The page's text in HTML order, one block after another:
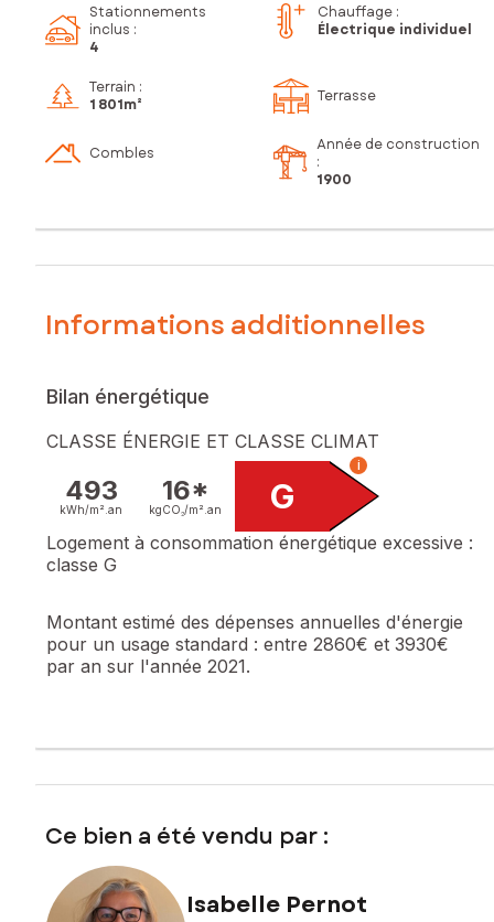
Stationnements
inclus :
4
Chauffage :
Électrique individuel
Terrain :
1 801m²
Terrasse
Combles
Année de construction
:
1900
Informations additionnelles
Bilan énergétique
CLASSE ÉNERGIE ET CLASSE CLIMAT
493
kWh/m². an
16*
kgCO₂/m². an G
i
Logement à consommation énergétique excessive :
classe G
Montant estimé des dépenses annuelles d'énergie
pour un usage standard : entre 2860€ et 3930€
par an sur l'année 2021.
Ce bien a été vendu par :
Isabelle Pernot